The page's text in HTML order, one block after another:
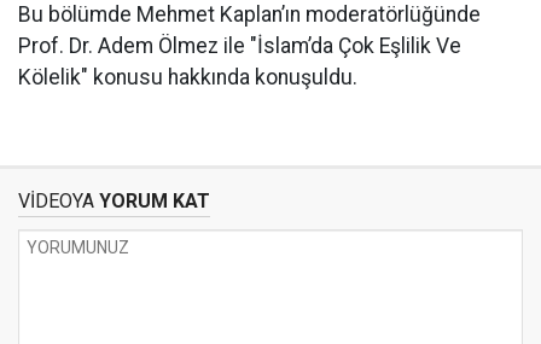
Bu bölümde Mehmet Kaplan’ın moderatörlüğünde
Prof. Dr. Adem Ölmez ile "İslam’da Çok Eşlilik Ve
Kölelik" konusu hakkında konuşuldu.
VİDEOYA YORUM KAT